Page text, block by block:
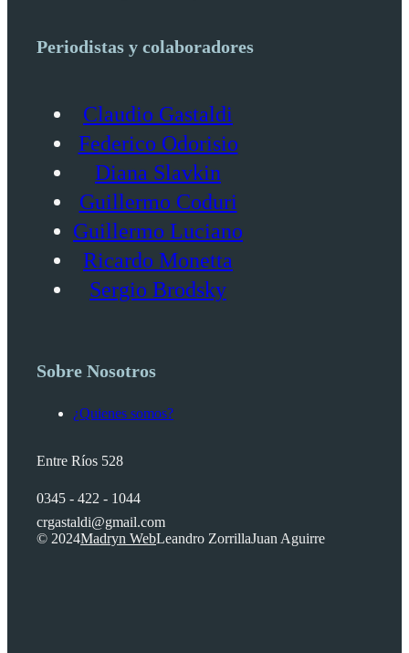
Periodistas y colaboradores
Claudio Gastaldi
Federico Odorisio
Diana Slavkin
Guillermo Coduri
Guillermo Luciano
Ricardo Monetta
Sergio Brodsky
Sobre Nosotros
¿Quienes somos?
Entre Ríos 528
0345 - 422 - 1044
crgastaldi@gmail.com
© 2024Madryn WebLeandro ZorrillaJuan Aguirre